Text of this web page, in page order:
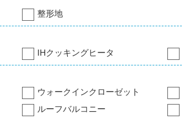
整形地
IHクッキングヒータ
ウォークインクローゼット
ルーフバルコニー